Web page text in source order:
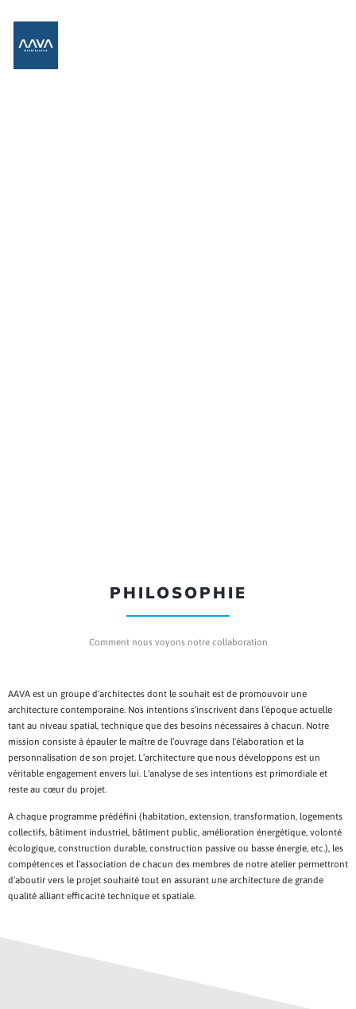
PHILOSOPHIE
Comment nous voyons notre collaboration
AAVA est un groupe d’architectes dont le souhait est de promouvoir une
architecture contemporaine. Nos intentions s’inscrivent dans l’époque actuelle
tant au niveau spatial, technique que des besoins nécessaires à chacun. Notre
mission consiste à épauler le maître de l’ouvrage dans l’élaboration et la
personnalisation de son projet. L’architecture que nous développons est un
véritable engagement envers lui. L’analyse de ses intentions est primordiale et
reste au cœur du projet.
A chaque programme prédéfini (habitation, extension, transformation, logements
collectifs, bâtiment industriel, bâtiment public, amélioration énergétique, volonté
écologique, construction durable, construction passive ou basse énergie, etc.), les
compétences et l’association de chacun des membres de notre atelier permettront
d’aboutir vers le projet souhaité tout en assurant une architecture de grande
qualité alliant efficacité technique et spatiale.